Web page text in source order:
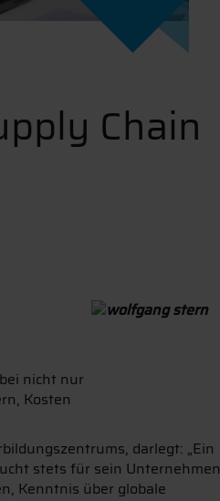
Chain
nicht nur
Kosten
darlegt: „Ein
stets für sein Unternehmen
Kenntnis über globale